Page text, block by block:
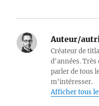
Auteur/
Créateur de
d'années.
parler de tous
m'intéresser.
Afficher tous